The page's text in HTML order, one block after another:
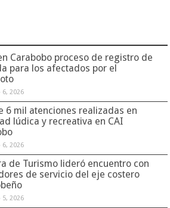
Carabobo proceso de registro de
para los afectados por el
2026
6 mil atenciones realizadas en
lúdica y recreativa en CAI
2026
de Turismo lideró encuentro con
de servicio del eje costero
2026